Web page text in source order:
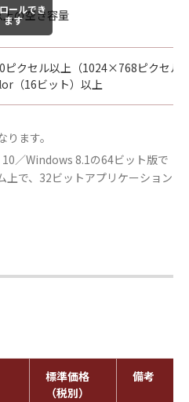
の空き容量
クセル以上（1024×768ピクセル
（16ビット）以上
ールでき
ます
ます。
／Windows 8.1の64ビット版で
上で、32ビットアプリケーション
標準価格
（税別）
備考